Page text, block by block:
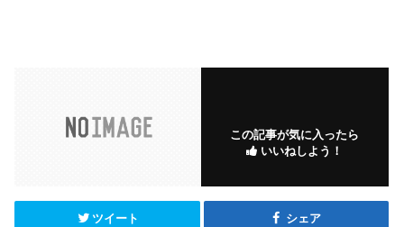
この記事が気に入ったら
いいねしよう！
ツイート シェア